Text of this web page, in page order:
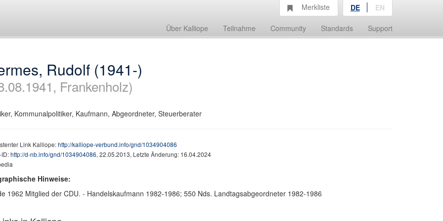
Über Kalliope Teilnahme Community Standards Support
Merkliste DE EN
Rudolf (1941-)
Frankenholz)
Kommunalpolitiker, Kaufmann, Abgeordneter, Steuerberater
Link Kalliope:http://kalliope-verbund.info/gnd/1034904086
http://d-nb.info/gnd/1034904086, 22.05.2013, Letzte Änderung: 16.04.2024
Hinweise:
1962 Mitglied der CDU. - Handelskaufmann 1982-1986; 550 Nds. Landtagsabgeordneter 1982-1986